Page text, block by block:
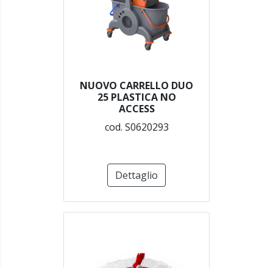
NUOVO CARRELLO DUO
25 PLASTICA NO
ACCESS
cod. S0620293
Dettaglio